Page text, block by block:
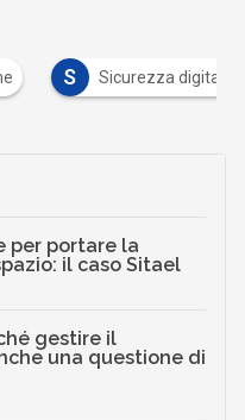
Sicurezza digitale
per portare la
il caso Sitael
gestire il
una questione di